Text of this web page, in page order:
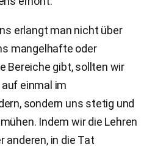
erlangt man nicht über
mangelhafte oder
Bereiche gibt, sollten wir
einmal im
sondern uns stetig und
Indem wir die Lehren
anderen, in die Tat